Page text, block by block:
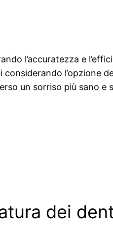
l’accuratezza e
l’opzione
un sorriso più sano e
dei